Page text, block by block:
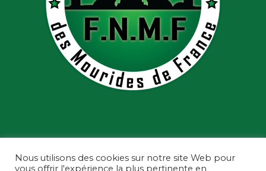
Nous utilisons des cookies sur notre site Web pour
vous offrir l'expérience la plus pertinente en